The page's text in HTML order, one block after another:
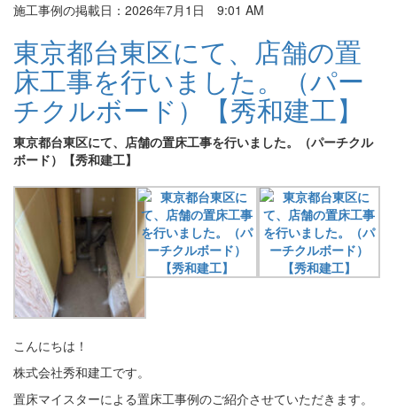
施工事例の掲載日：2026年7月1日 9:01 AM
東京都台東区にて、店舗の置
床工事を行いました。（パー
チクルボード）【秀和建工】
東京都台東区にて、店舗の置床工事を行いました。（パーチクル
ボード）【秀和建工】
こんにちは！
株式会社秀和建工です。
置床マイスターによる置床工事例のご紹介させていただきます。